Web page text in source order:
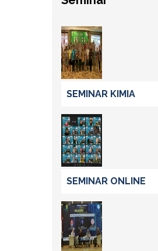
SEMINAR KIMIA
SEMINAR ONLINE